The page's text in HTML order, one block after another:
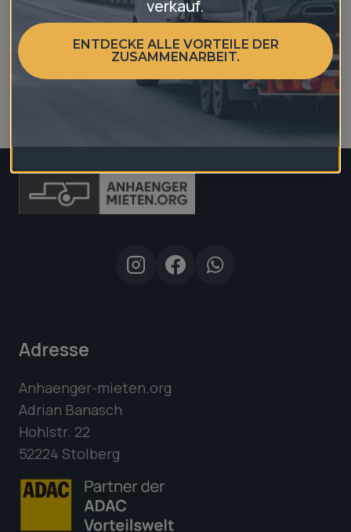
Jetzt abonnieren
Adresse
Anhaenger-mieten.org
Adrian Banasch
Hohlstr. 22
52224 Stolberg
verkauf.
ENTDECKE ALLE VORTEILE DER
ZUSAMMENARBEIT.